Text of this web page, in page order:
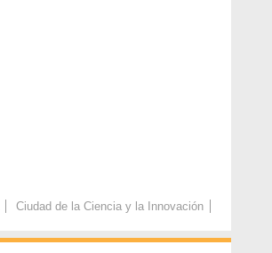
Ciudad de la Ciencia y la Innovación